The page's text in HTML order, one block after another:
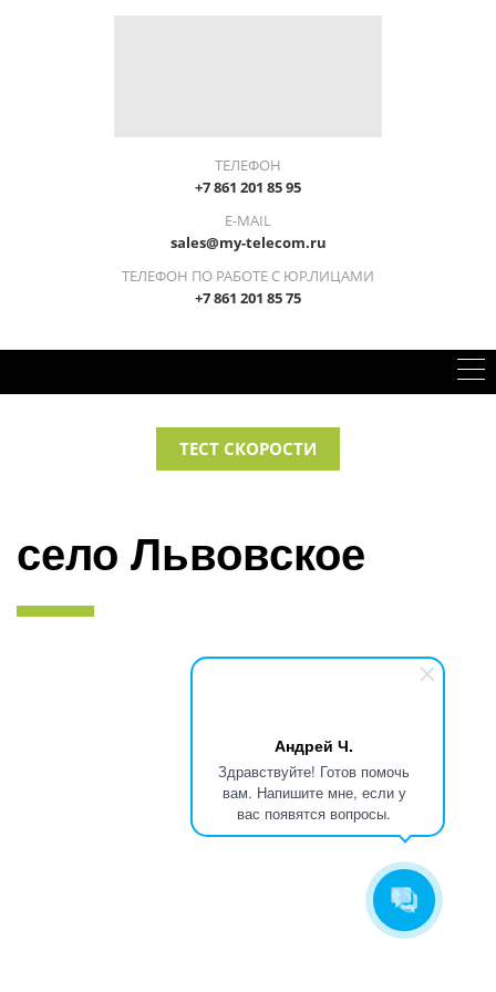
Андрей Ч.
Здравствуйте! Готов помочь
вам. Напишите мне, если у
вас появятся вопросы.
ТЕЛЕФОН
+7 861 201 85 95
E-MAIL
sales@my-telecom.ru
ТЕЛЕФОН ПО РАБОТЕ С ЮР.ЛИЦАМИ
+7 861 201 85 75
ТЕСТ СКОРОСТИ
село Львовское